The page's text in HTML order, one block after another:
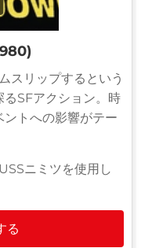
スリップするという
SFアクション。時
トへの影響がテー
ニミツを使用し
る